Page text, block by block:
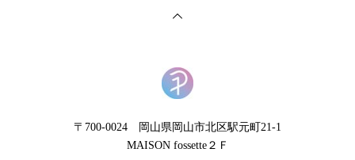
〒700-0024 岡山県岡山市北区駅元町21-1
MAISON fossette２Ｆ